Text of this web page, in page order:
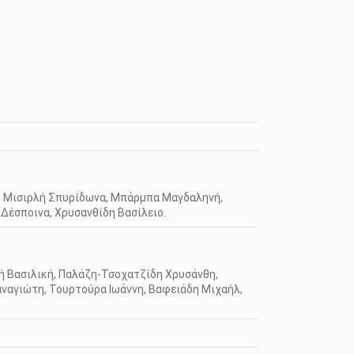
Μισιρλή Σπυρίδωνα, Μπάρμπα Μαγδαληνή,
Χρυσανθίδη Βασίλειο.
Βασιλική, Παλάζη-Τσοχατζίδη Χρυσάνθη,
Τουρτούρα Ιωάννη, Βαφειάδη Μιχαήλ,